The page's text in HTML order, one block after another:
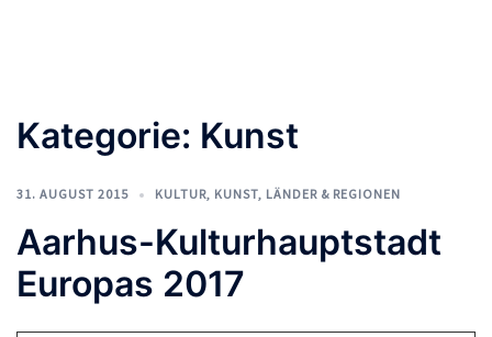
Kategorie: Kunst
31. AUGUST 2015 KULTUR, KUNST, LÄNDER & REGIONEN
Aarhus-Kulturhauptstadt
Europas 2017